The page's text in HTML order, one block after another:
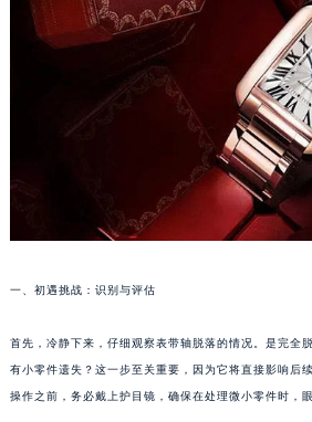
一、初遇挑战：识别与评估
首先，冷静下来，仔细观察表带轴脱落的情况。是完全
有小零件遗失？这一步至关重要，因为它将直接影响后
操作之前，务必戴上护目镜，确保在处理微小零件时，